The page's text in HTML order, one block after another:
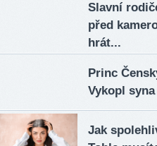
Slavní
před
hrát...
Princ
Vykopl
Jak